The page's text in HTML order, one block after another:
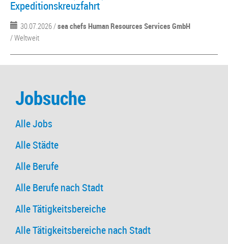
Expeditionskreuzfahrt
30.07.2026 /sea chefs Human Resources Services GmbH
/ Weltweit
Jobsuche
Alle Jobs
Alle Städte
Alle Berufe
Alle Berufe nach Stadt
Alle Tätigkeitsbereiche
Alle Tätigkeitsbereiche nach Stadt